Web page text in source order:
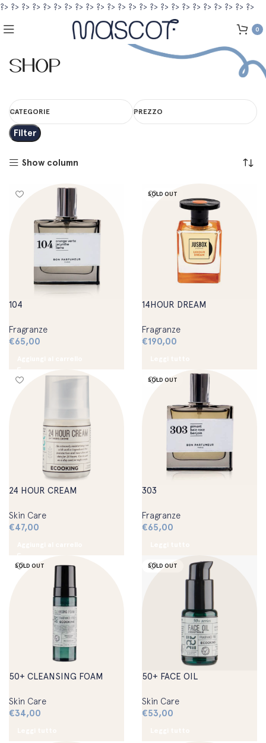
?> ?> ?> ?> ?> ?> ?> ?> ?> ?> ?> ?> ?> ?> ?> ?> ?> ?> ?> ?> ?> ?> ?> ?>
0
Shop
CATEGORIE PREZZO
Filter
Show column
104
Fragranze
€65,00
SOLD OUT
14HOUR DREAM
Fragranze
€190,00
24 HOUR CREAM
Skin Care
€47,00
SOLD OUT
303
Fragranze
€65,00
SOLD OUT
50+ CLEANSING FOAM
Skin Care
€34,00
SOLD OUT
50+ FACE OIL
Skin Care
€53,00